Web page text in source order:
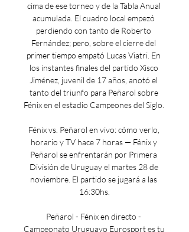
cima de ese torneo y de la Tabla Anual
acumulada. El cuadro local empezó
perdiendo con tanto de Roberto
Fernández; pero, sobre el cierre del
primer tiempo empató Lucas Viatri. En
los instantes finales del partido Xisco
Jiménez, juvenil de 17 años, anotó el
tanto del triunfo para Peñarol sobre
Fénix en el estadio Campeones del Siglo.
Fénix vs. Peñarol en vivo: cómo verlo,
horario y TV hace 7 horas — Fénix y
Peñarol se enfrentarán por Primera
División de Uruguay el martes 28 de
noviembre. El partido se jugará a las
16:30hs.
Peñarol - Fénix en directo -
Campeonato Uruguayo Eurosport es tu